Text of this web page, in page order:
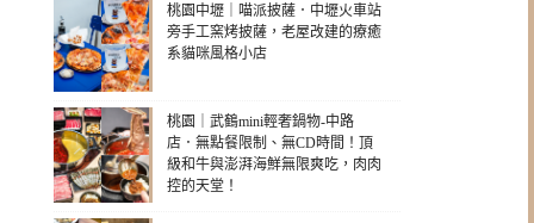
桃園中壢｜喵派披薩．中壢火車站
旁手工窯烤披薩，老屋改建的療癒
系貓咪風格小店
桃園｜武鶴mini輕奢鍋物-中路
店．無點餐限制、無CD時間！頂
級和牛與澎湃海鮮無限爽吃，肉肉
控的天堂！